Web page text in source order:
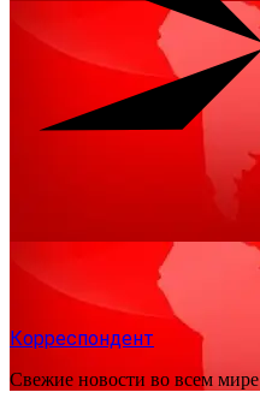
Корреспондент
Свежие новости во всем мире